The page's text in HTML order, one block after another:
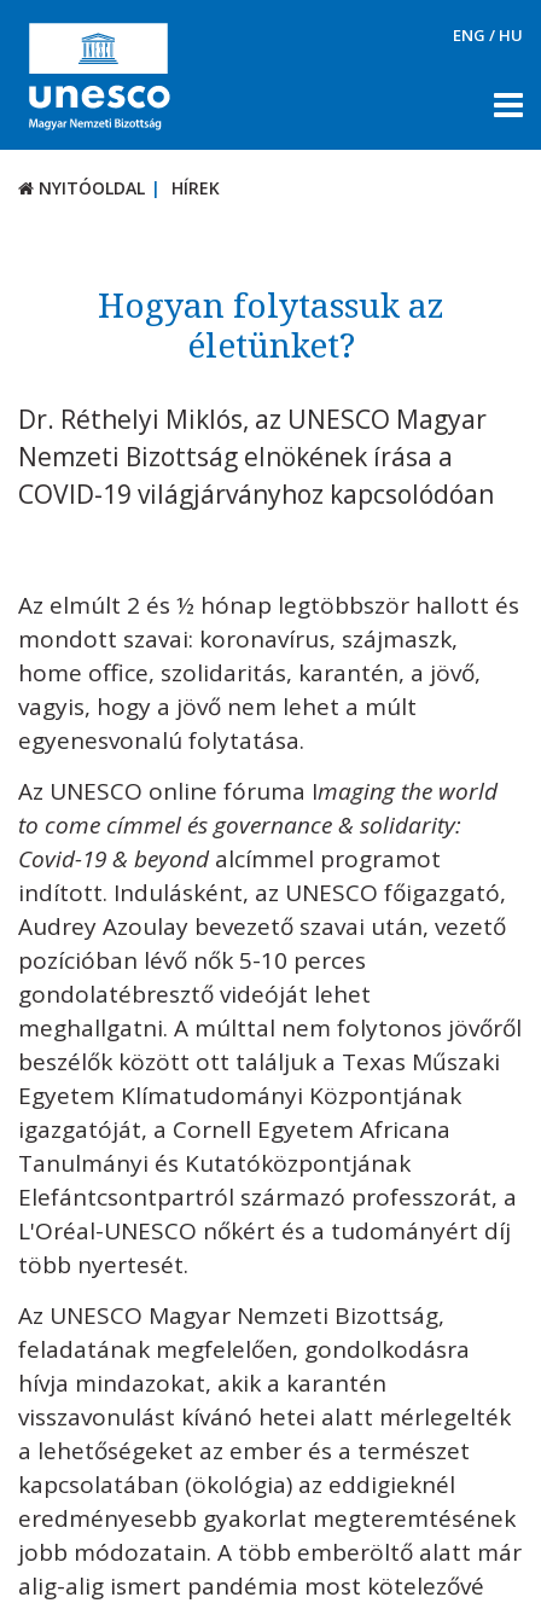
ENG / HU
NYITÓOLDAL HÍREK
TÉMÁK
DOKUMENTUMTÁR
KAPCSOLAT
Kövess minket unescohungary
Adatkezelési tájékoztató Impresszum
Technikai információk
RSS
NYITÓOLDAL HÍREK
Hogyan folytassuk az
életünket?
Dr. Réthelyi Miklós, az UNESCO Magyar
Nemzeti Bizottság elnökének írása a
COVID-19 világjárványhoz kapcsolódóan
Az elmúlt 2 és ½ hónap legtöbbször hallott és
mondott szavai: koronavírus, szájmaszk,
home office, szolidaritás, karantén, a jövő,
vagyis, hogy a jövő nem lehet a múlt
egyenesvonalú folytatása.
Az UNESCO online fóruma Imaging the world
to come címmel és governance & solidarity:
Covid-19 & beyondalcímmel programot
indított. Indulásként, az UNESCO főigazgató,
Audrey Azoulay bevezető szavai után, vezető
pozícióban lévő nők 5-10 perces
gondolatébresztő videóját lehet
meghallgatni. A múlttal nem folytonos jövőről
beszélők között ott találjuk a Texas Műszaki
Egyetem Klímatudományi Központjának
igazgatóját, a Cornell Egyetem Africana
Tanulmányi és Kutatóközpontjának
Elefántcsontpartról származó professzorát, a
L'Oréal-UNESCO nőkért és a tudományért díj
több nyertesét.
Az UNESCO Magyar Nemzeti Bizottság,
feladatának megfelelően, gondolkodásra
hívja mindazokat, akik a karantén
visszavonulást kívánó hetei alatt mérlegelték
a lehetőségeket az ember és a természet
kapcsolatában (ökológia) az eddigieknél
eredményesebb gyakorlat megteremtésének
jobb módozatain. A több emberöltő alatt már
alig-alig ismert pandémia most kötelezővé